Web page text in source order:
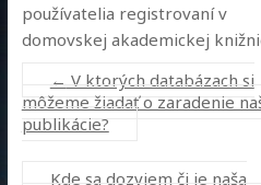
používatelia registrovaní v
domovskej akademickej
← V ktorých databázach si
môžeme žiadať o zaradenie
publikácie?
Kde sa dozviem či je naša